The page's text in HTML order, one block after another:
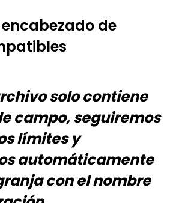
de
solo contiene
campo, seguiremos
límites y
automáticamente
con el nombre